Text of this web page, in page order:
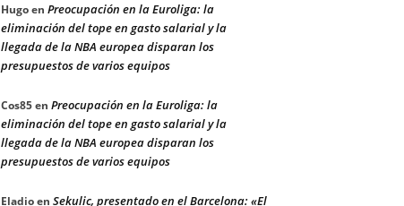
Hugoen Preocupación en la Euroliga: la
eliminación del tope en gasto salarial y la
llegada de la NBA europea disparan los
presupuestos de varios equipos
Cos85en Preocupación en la Euroliga: la
eliminación del tope en gasto salarial y la
llegada de la NBA europea disparan los
presupuestos de varios equipos
Eladioen Sekulic, presentado en el Barcelona: «El